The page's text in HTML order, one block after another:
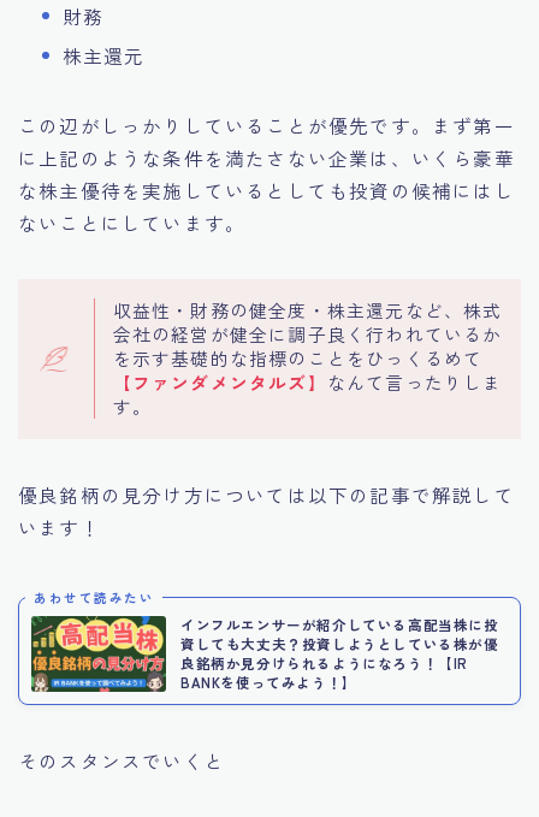
財務
株主還元
この辺がしっかりしていることが優先です。まず第一
に上記のような条件を満たさない企業は、いくら豪華
な株主優待を実施しているとしても投資の候補にはし
ないことにしています。
収益性・財務の健全度・株主還元など、株式
会社の経営が健全に調子良く行われているか
を示す基礎的な指標のことをひっくるめて
【ファンダメンタルズ】
なんて言ったりしま
す。
優良銘柄の見分け方については以下の記事で解説して
います！
あわせて読みたい
インフルエンサーが紹介している高配当株に投
資しても大丈夫？投資しようとしている株が優
良銘柄か見分けられるようになろう！【IR
BANKを使ってみよう！】
そのスタンスでいくと